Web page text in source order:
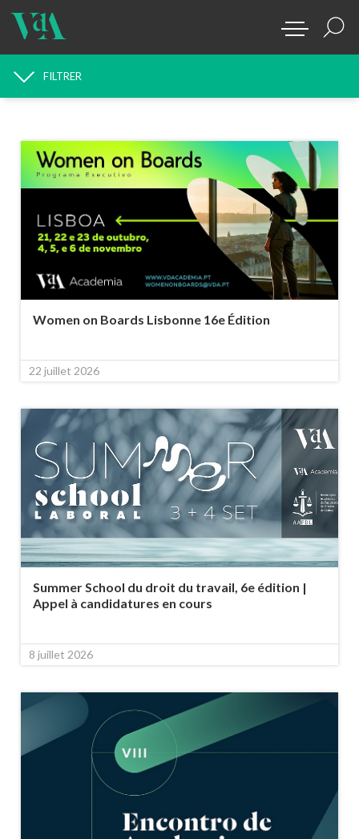
RECHERCHE D'ACTUALITÉS
FILTRER
Women on Boards Lisbonne 16e Édition
22 juillet 2026
Summer School du droit du travail, 6e édition |
Appel à candidatures en cours
8 juillet 2026